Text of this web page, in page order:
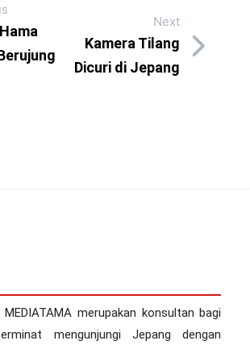
Next
Kamera Tilang
Dicuri di Jepang
MEDIATAMA merupakan konsultan bagi
mengunjungi Jepang dengan